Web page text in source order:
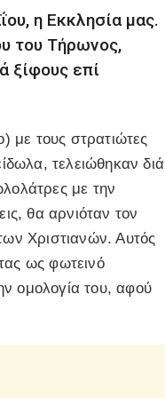
η Εκκλησία μας.
του Τήρωνος,
ξίφους επί
με τους στρατιώτες
τελειώθηκαν διά
με την
θα αρνιόταν τον
Χριστιανών. Αυτός
ως φωτεινό
ομολογία του, αφού